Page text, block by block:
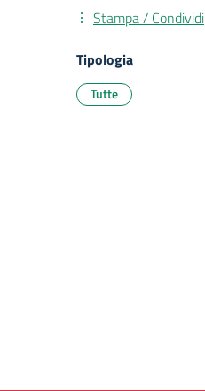
Stampa / Condividi
Tipologia
Tutte